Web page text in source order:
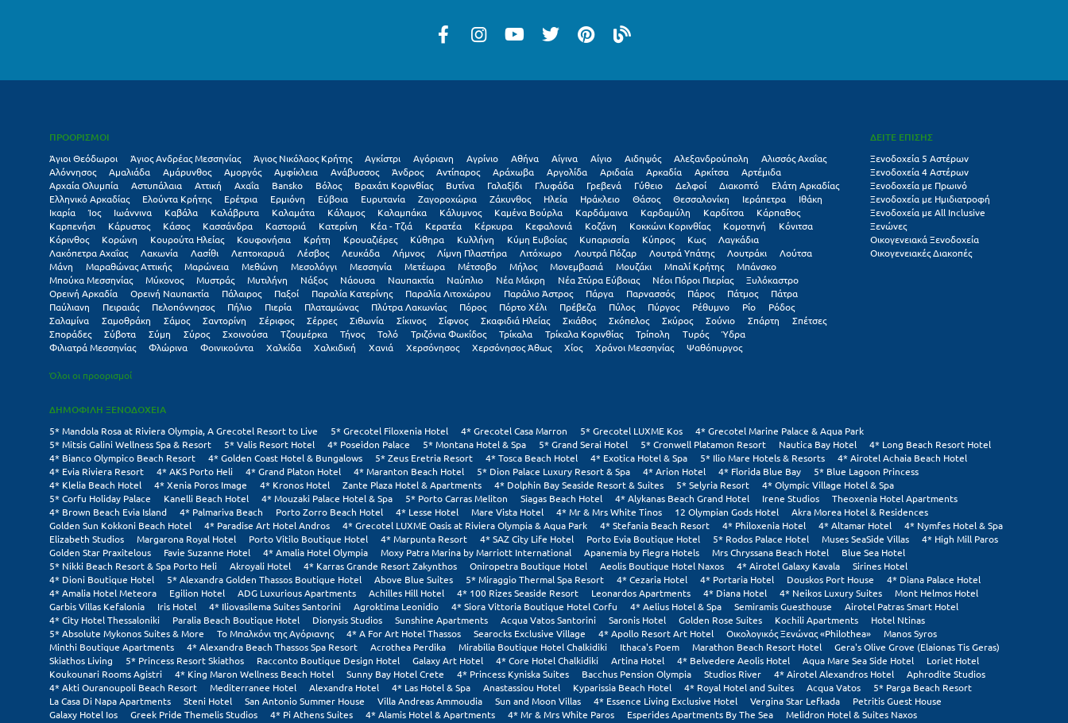
ΠΡΟΟΡΙΣΜΟΙ
Άγιοι Θεόδωροι Άγιος Ανδρέας Μεσσηνίας Άγιος Νικόλαος Κρήτης Αγκίστρι Αγόριανη Αγρίνιο Αθήνα Αίγινα Αίγιο Αιδηψός Αλεξανδρούπολη
Αλισσός Αχαΐας
Αλόννησος
Αμαλιάδα Αμάρυνθος Αμοργός Αμφίκλεια Ανάβυσσος Άνδρος Αντίπαρος Αράχωβα Αργολίδα Αριδαία Αρκαδία Αρκίτσα
Αρτέμιδα
Αρχαία Ολυμπία
Αστυπάλαια Αττική Αχαΐα Βansko Βόλος Βραχάτι Κορινθίας Βυτίνα Γαλαξiδι Γλυφάδα Γρεβενά Γύθειο Δελφοί Διακοπτό
Ελάτη Αρκαδίας
Ελληνικό Αρκαδίας
Ελούντα Κρήτης Ερέτρια Ερμιόνη Εύβοια Ευρυτανία Ζαγοροχώρια Ζάκυνθος Ηλεία Ηράκλειο Θάσος Θεσσαλονίκη Ιεράπετρα
Ιθάκη
Ικαρία
Ίος Ιωάννινα Καβάλα Καλάβρυτα Καλαμάτα Κάλαμος Καλαμπάκα Κάλυμνος Καμένα Βούρλα Καρδάμαινα Καρδαμύλη Καρδίτσα
Κάρπαθος
Καρπενήσι
Κάρυστος Κάσος Κασσάνδρα Καστοριά Κατερίνη Κέα - Τζιά Κερατέα Κέρκυρα Κεφαλονιά Κοζάνη Κοκκώνι Κορινθίας Κομοτηνή
Κόνιτσα
Κόρινθος
Κορώνη Κουρούτα Ηλείας Κουφονήσια Κρήτη Κρουαζιέρες Κύθηρα Κυλλήνη Κύμη Ευβοίας Κυπαρισσία Κύπρος Κως
Λαγκάδια
Λακόπετρα Αχαΐας
Λακωνία Λασίθι Λεπτοκαρυά Λέσβος Λευκάδα Λήμνος Λίμνη Πλαστήρα Λιτόχωρο Λουτρά Πόζαρ Λουτρά Υπάτης Λουτράκι
Λούτσα
Μάνη
Μαραθώνας Αττικής Μαρώνεια Μεθώνη Μεσολόγγι Μεσσηνία Μετέωρα Μέτσοβο Μήλος Μονεμβασιά Μουζάκι Μπαλί Κρήτης
Μπάνσκο
Μπούκα Μεσσηνίας
Μύκονος Μυστράς Μυτιλήνη Νάξος Νάουσα Ναυπακτία Ναύπλιο Νέα Μάκρη Νέα Στύρα Εύβοιας Νέοι Πόροι Πιερίας
Ξυλόκαστρο
Ορεινή Αρκαδία
Ορεινή Ναυπακτία Πάλαιρος Παξοί Παραλία Κατερίνης Παραλία Λιτοχώρου Παράλιο Άστρος Πάργα Παρνασσός Πάρος Πάτμος
Πάτρα
Παύλιανη
Πειραιάς Πελοπόννησος Πήλιο Πιερία Πλαταμώνας Πλύτρα Λακωνίας Πόρος Πόρτο Χέλι Πρέβεζα Πύλος Πύργος Ρέθυμνο Ρίο
Ρόδος
Σαλαμίνα
Σαμοθράκη Σάμος Σαντορίνη Σέριφος Σέρρες Σιθωνία Σίκινος Σίφνος Σκαφιδιά Ηλείας Σκιάθος Σκόπελος Σκύρος Σούνιο Σπάρτη
Σπέτσες
Σποράδες
Σύβοτα Σύμη Σύρος Σχοινούσα Τζουμέρκα Τήνος Τολό Τριζόνια Φωκίδος Τρίκαλα Τρίκαλα Κορινθίας Τρίπολη Τυρός
Ύδρα
Φιλιατρά Μεσσηνίας
Φλώρινα Φοινικούντα Χαλκίδα Χαλκιδική Χανιά Χερσόνησος Χερσόνησος Άθως Χίος Χράνοι Μεσσηνίας Ψαθόπυργος
Όλοι οι προορισμοί
ΔΕΙΤΕ ΕΠΙΣΗΣ
Ξενοδοχεία 5 Αστέρων
Ξενοδοχεία 4 Αστέρων
Ξενοδοχεία με Πρωινό
Ξενοδοχεία με Ημιδιατροφή
Ξενοδοχεία με All Inclusive
Ξενώνες
Οικογενειακά Ξενοδοχεία
Οικογενειακές Διακοπές
ΔΗΜΟΦΙΛΗ ΞΕΝΟΔΟΧΕΙΑ
5* Mandola Rosa at Riviera Olympia, A Grecotel Resort to Live 5* Grecotel Filoxenia Hotel 4* Grecotel Casa Marron 5* Grecotel LUXME Kos
4* Grecotel Marine Palace & Aqua Park
5* Mitsis Galini Wellness Spa & Resort
5* Valis Resort Hotel 4* Poseidon Palace 5* Montana Hotel & Spa 5* Grand Serai Hotel 5* Cronwell Platamon Resort Nautica Bay Hotel
4* Long Beach Resort Hotel
4* Bianco Olympico Beach Resort
4* Golden Coast Hotel & Bungalows 5* Zeus Eretria Resort 4* Tosca Beach Hotel 4* Exotica Hotel & Spa 5* Ilio Mare Hotels & Resorts
4* Airotel Achaia Beach Hotel
4* Evia Riviera Resort
4* AKS Porto Heli 4* Grand Platon Hotel 4* Maranton Beach Hotel 5* Dion Palace Luxury Resort & Spa 4* Arion Hotel 4* Florida Blue Bay
5* Blue Lagoon Princess
4* Klelia Beach Hotel
4* Xenia Poros Image 4* Kronos Hotel Zante Plaza Hotel & Apartments 4* Dolphin Bay Seaside Resort & Suites 5* Selyria Resort
4* Olympic Village Hotel & Spa
5* Corfu Holiday Palace
Kanelli Beach Hotel 4* Mouzaki Palace Hotel & Spa 5* Porto Carras Meliton Siagas Beach Hotel 4* Alykanas Beach Grand Hotel Irene Studios
Theoxenia Hotel Apartments
4* Brown Beach Evia Island
4* Palmariva Beach Porto Zorro Beach Hotel 4* Lesse Hotel Mare Vista Hotel 4* Mr & Mrs White Tinos 12 Olympian Gods Hotel
Akra Morea Hotel & Residences
Golden Sun Kokkoni Beach Hotel
4* Paradise Art Hotel Andros 4* Grecotel LUXME Oasis at Riviera Olympia & Aqua Park 4* Stefania Beach Resort 4* Philoxenia Hotel 4* Altamar Hotel
4* Nymfes Hotel & Spa
Elizabeth Studios
Margarona Royal Hotel Porto Vitilo Boutique Hotel 4* Marpunta Resort 4* SAZ City Life Hotel Porto Evia Boutique Hotel 5* Rodos Palace Hotel Muses SeaSide Villas
4* High Mill Paros
Golden Star Praxitelous
Favie Suzanne Hotel 4* Amalia Hotel Olympia Moxy Patra Marina by Marriott International Apanemia by Flegra Hotels Mrs Chryssana Beach Hotel
Blue Sea Hotel
5* Nikki Beach Resort & Spa Porto Heli
Akroyali Hotel 4* Karras Grande Resort Zakynthos Oniropetra Boutique Hotel Aeolis Boutique Hotel Naxos 4* Airotel Galaxy Kavala
Sirines Hotel
4* Dioni Boutique Hotel
5* Alexandra Golden Thassos Boutique Hotel Above Blue Suites 5* Miraggio Thermal Spa Resort 4* Cezaria Hotel 4* Portaria Hotel Douskos Port House
4* Diana Palace Hotel
4* Amalia Hotel Meteora
Egilion Hotel ADG Luxurious Apartments Achilles Hill Hotel 4* 100 Rizes Seaside Resort Leonardos Apartments 4* Diana Hotel 4* Neikos Luxury Suites
Mont Helmos Hotel
Garbis Villas Kefalonia
Iris Hotel 4* Iliovasilema Suites Santorini Agroktima Leonidio 4* Siora Vittoria Boutique Hotel Corfu 4* Aelius Hotel & Spa Semiramis Guesthouse
Airotel Patras Smart Hotel
4* City Hotel Thessaloniki
Paralia Beach Boutique Hotel Dionysis Studios Sunshine Apartments Acqua Vatos Santorini Saronis Hotel Golden Rose Suites Kochili Apartments
Hotel Ntinas
5* Absolute Mykonos Suites & More
Το Μπαλκόνι της Αγόριανης 4* A For Art Hotel Thassos Searocks Exclusive Village 4* Apollo Resort Art Hotel Οικολογικός Ξενώνας «Philothea»
Manos Syros
Minthi Boutique Apartments
4* Alexandra Beach Thassos Spa Resort Acrothea Perdika Mirabilia Boutique Hotel Chalkidiki Ithaca's Poem Marathon Beach Resort Hotel
Gera's Olive Grove (Elaionas Tis Geras)
Skiathos Living
5* Princess Resort Skiathos Racconto Boutique Design Hotel Galaxy Art Hotel 4* Core Hotel Chalkidiki Artina Hotel 4* Belvedere Aeolis Hotel Aqua Mare Sea Side Hotel
Loriet Hotel
Koukounari Rooms Agistri
4* King Maron Wellness Beach Hotel Sunny Bay Hotel Crete 4* Princess Kyniska Suites Bacchus Pension Olympia Studios River 4* Airotel Alexandros Hotel
Aphrodite Studios
4* Akti Ouranoupoli Beach Resort
Mediterranee Hotel Alexandra Hotel 4* Las Hotel & Spa Anastassiou Hotel Kyparissia Beach Hotel 4* Royal Hotel and Suites Acqua Vatos
5* Parga Beach Resort
La Casa Di Napa Apartments
Steni Hotel San Antonio Summer House Villa Andreas Ammoudia Sun and Moon Villas 4* Essence Living Exclusive Hotel Vergina Star Lefkada
Petritis Guest House
Galaxy Hotel Ios
Greek Pride Themelis Studios 4* Pi Athens Suites 4* Alamis Hotel & Apartments 4* Mr & Mrs White Paros Esperides Apartments By The Sea
Melidron Hotel & Suites Naxos